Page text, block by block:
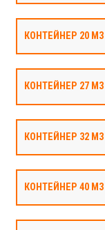
КОНТЕЙНЕР 20 М3
КОНТЕЙНЕР 27 М3
КОНТЕЙНЕР 32 М3
КОНТЕЙНЕР 40 М3